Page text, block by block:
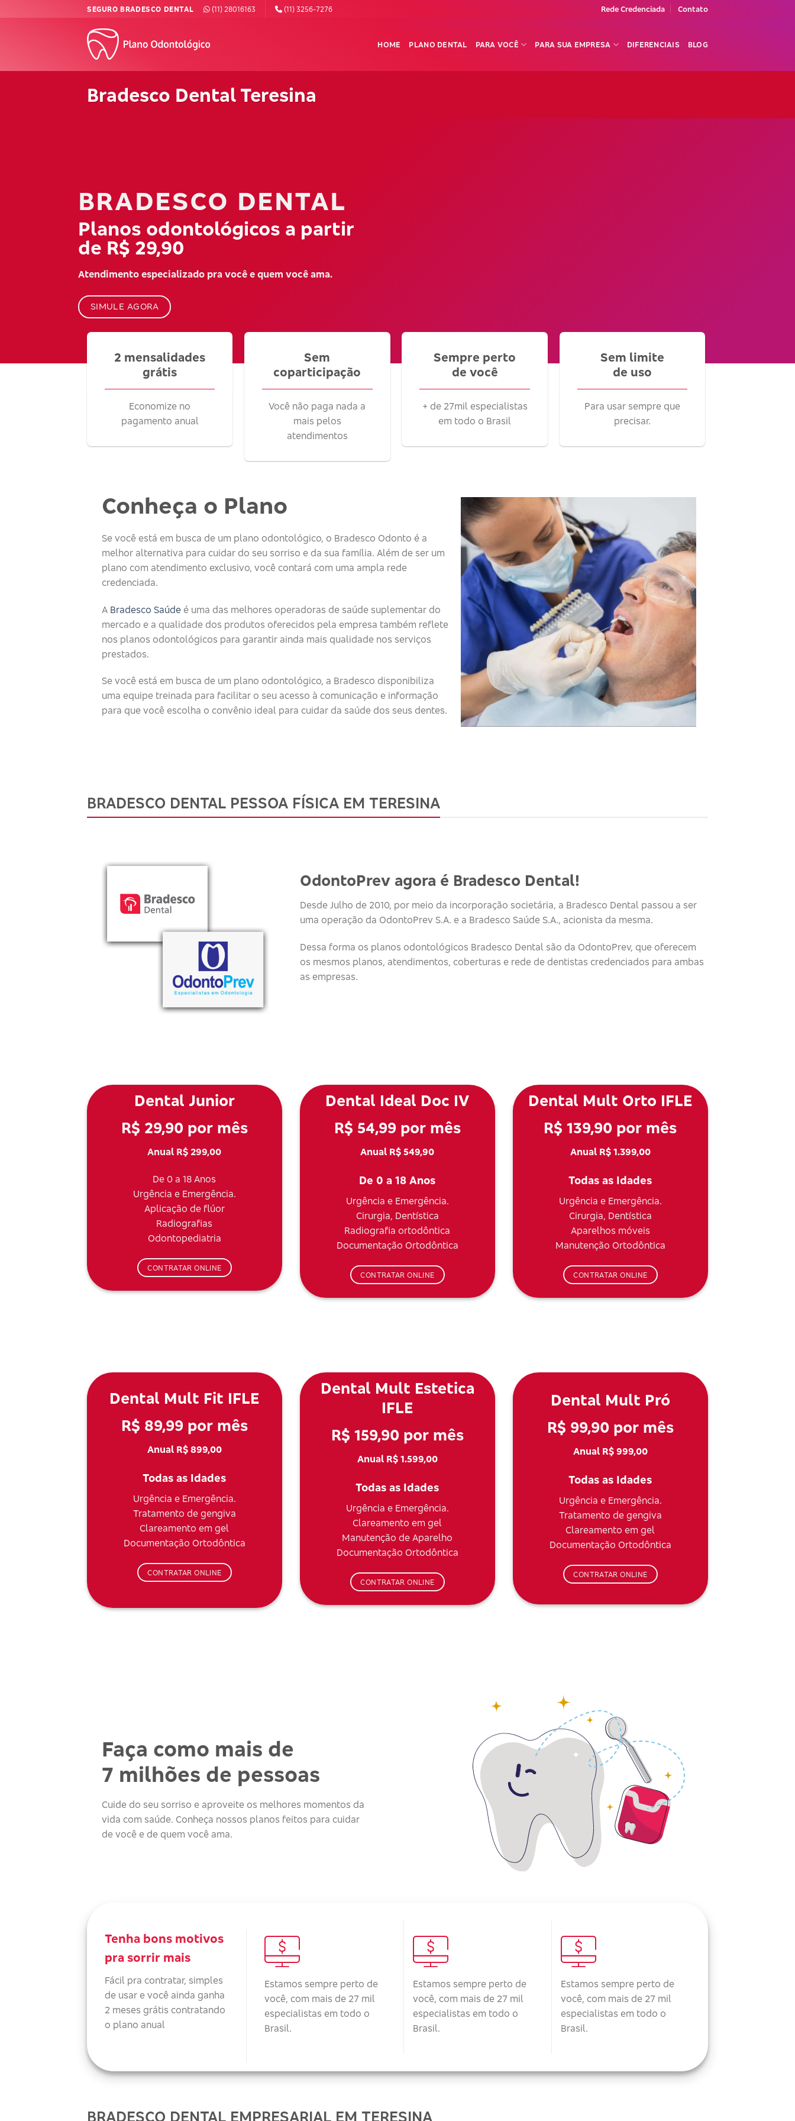
SEGURO BRADESCO DENTAL (11) 28016163 (11) 3256-7276 Rede Credenciada Contato
HOME PLANO DENTAL PARA VOCÊ PARA SUA EMPRESA DIFERENCIAIS BLOG
Bradesco Dental Teresina
BRADESCO DENTAL
Planos odontológicos a partir
de R$ 29,90
Atendimento especializado pra você e quem você ama.
SIMULE AGORA
2 mensalidades
grátis
Economize no
pagamento anual
Sem
coparticipação
Você não paga nada a
mais pelos
atendimentos
Sempre perto
de você
+ de 27mil especialistas
em todo o Brasil
Sem limite
de uso
Para usar sempre que
precisar.
Conheça o Plano
Se você está em busca de um plano odontológico, o Bradesco Odonto é a
melhor alternativa para cuidar do seu sorriso e da sua família. Além de ser um
plano com atendimento exclusivo, você contará com uma ampla rede
credenciada.
A Bradesco Saúde é uma das melhores operadoras de saúde suplementar do
mercado e a qualidade dos produtos oferecidos pela empresa também reflete
nos planos odontológicos para garantir ainda mais qualidade nos serviços
prestados.
Se você está em busca de um plano odontológico, a Bradesco disponibiliza
uma equipe treinada para facilitar o seu acesso à comunicação e informação
para que você escolha o convênio ideal para cuidar da saúde dos seus dentes.
BRADESCO DENTAL PESSOA FÍSICA EM TERESINA
OdontoPrev agora é Bradesco Dental!
Desde Julho de 2010, por meio da incorporação societária, a Bradesco Dental passou a ser
uma operação da OdontoPrev S.A. e a Bradesco Saúde S.A., acionista da mesma.
Dessa forma os planos odontológicos Bradesco Dental são da OdontoPrev, que oferecem
os mesmos planos, atendimentos, coberturas e rede de dentistas credenciados para ambas
as empresas.
Dental Junior
R$ 29,90 por mês
Anual R$ 299,00
De 0 a 18 Anos
Urgência e Emergência.
Aplicação de flúor
Radiografias
Odontopediatria
CONTRATAR ONLINE
Dental Ideal Doc IV
R$ 54,99 por mês
Anual R$ 549,90
De 0 a 18 Anos
Urgência e Emergência.
Cirurgia, Dentística
Radiografia ortodôntica
Documentação Ortodôntica
CONTRATAR ONLINE
Dental Mult Orto IFLE
R$ 139,90 por mês
Anual R$ 1.399,00
Todas as Idades
Urgência e Emergência.
Cirurgia, Dentística
Aparelhos móveis
Manutenção Ortodôntica
CONTRATAR ONLINE
Dental Mult Fit IFLE
R$ 89,99 por mês
Anual R$ 899,00
Todas as Idades
Urgência e Emergência.
Tratamento de gengiva
Clareamento em gel
Documentação Ortodôntica
CONTRATAR ONLINE
Dental Mult Estetica
IFLE
R$ 159,90 por mês
Anual R$ 1.599,00
Todas as Idades
Urgência e Emergência.
Clareamento em gel
Manutenção de Aparelho
Documentação Ortodôntica
CONTRATAR ONLINE
Dental Mult Pró
R$ 99,90 por mês
Anual R$ 999,00
Todas as Idades
Urgência e Emergência.
Tratamento de gengiva
Clareamento em gel
Documentação Ortodôntica
CONTRATAR ONLINE
Faça como mais de
7 milhões de pessoas
Cuide do seu sorriso e aproveite os melhores momentos da
vida com saúde. Conheça nossos planos feitos para cuidar
de você e de quem você ama.
Tenha bons motivos
pra sorrir mais
Fácil pra contratar, simples
de usar e você ainda ganha
2 meses grátis contratando
o plano anual
Estamos sempre perto de
você, com mais de 27 mil
especialistas em todo o
Brasil.
Estamos sempre perto de
você, com mais de 27 mil
especialistas em todo o
Brasil.
Estamos sempre perto de
você, com mais de 27 mil
especialistas em todo o
Brasil.
BRADESCO DENTAL EMPRESARIAL EM TERESINA